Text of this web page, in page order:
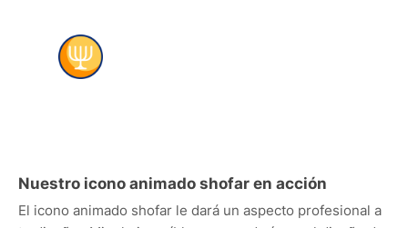
Nuestro icono animado shofar en acción
El icono animado shofar le dará un aspecto profesional a